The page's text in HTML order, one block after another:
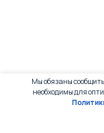
Мы обязаны
необходимы для